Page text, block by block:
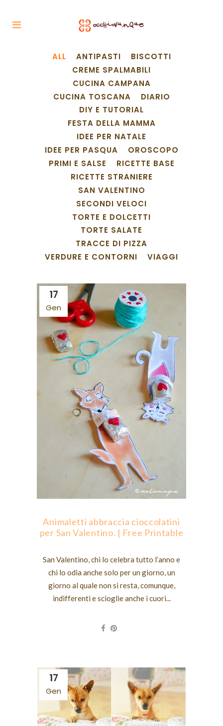
ALL ANTIPASTI
BISCOTTI
CREME SPALMABILI
CUCINA CAMPANA
CUCINA TOSCANA
DIARIO
DIY E TUTORIAL
FESTA DELLA MAMMA
IDEE PER NATALE
IDEE PER PASQUA
OROSCOPO
PRIMI E SALSE
RICETTE BASE
RICETTE STRANIERE
SAN VALENTINO
SECONDI VELOCI
TORTE E DOLCETTI
TORTE SALATE
TRACCE DI PIZZA
VERDURE E CONTORNI
VIAGGI
17
Gen
Animaletti abbraccia cioccolatini
per San Valentino. | Free Printable
San Valentino, chi lo celebra tutto l’anno e
chi lo odia anche solo per un giorno, un
giorno al quale non si resta, comunque,
indifferenti e scioglie anche i cuori...
17
Gen